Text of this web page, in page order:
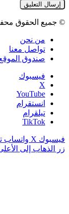
© جميع الحقوق
من نحن
تواصل معنا
صندوق
فيسبوك
‫X
‫YouTube
انستقرام
تيلقرام
‫TikTok
فيسبوك ‫X واتساب
زر الذهاب إلى